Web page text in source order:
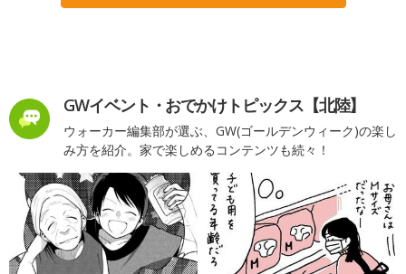
GWイベント・おでかけトピックス【北陸】
ウォーカー編集部が選ぶ、GW(ゴールデンウィーク)の楽し
み方を紹介。家で楽しめるコンテンツも続々！